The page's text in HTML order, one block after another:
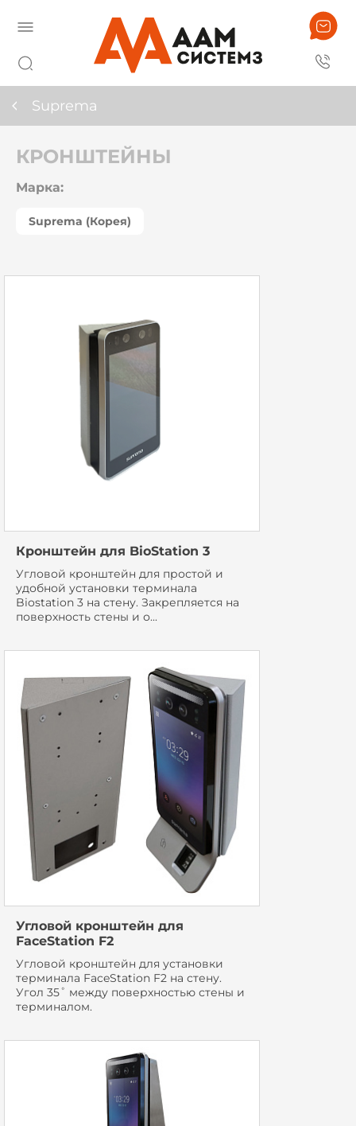
Suprema
КРОНШТЕЙНЫ
Марка:
Suprema (Корея)
Кронштейн для BioStation 3
Угловой кронштейн для простой и
удобной установки терминала
Biostation 3 на стену. Закрепляется на
поверхность стены и о...
Угловой кронштейн для
FaceStation F2
Угловой кронштейн для установки
терминала FaceStation F2 на стену.
Угол 35˚ между поверхностью стены и
терминалом.